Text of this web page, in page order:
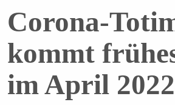
Corona-
kommt
im April 2022